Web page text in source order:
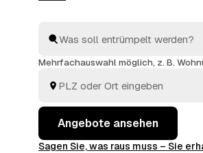
Ausräumen und die
Mehrfachauswahl möglich, z. B.
Angebote ansehen
Sagen Sie, was raus muss – Sie